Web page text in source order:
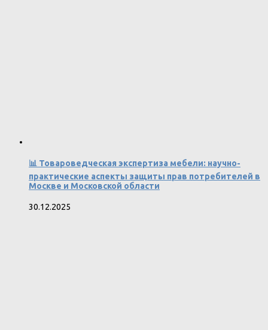
📊 Товароведческая экспертиза мебели: научно-
практические аспекты защиты прав потребителей в
Москве и Московской области
30.12.2025